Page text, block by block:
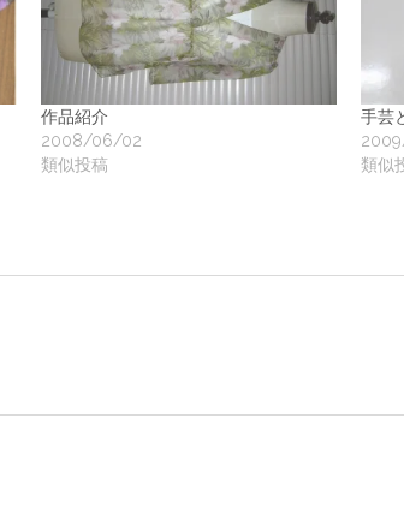
作品紹介
2008/06/02
類似投稿
手芸
類似